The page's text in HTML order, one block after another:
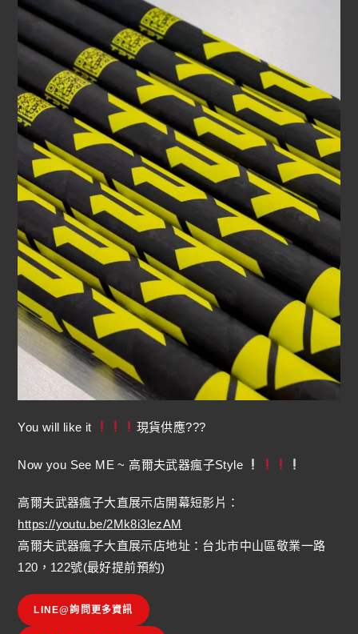
You will like it 現貨供應???
Now you See ME ~ 高爾夫武器瘋子Style
高爾夫武器瘋子大直展示店開幕短影片：
https://youtu.be/2Mk8i3lezAM
高爾夫武器瘋子大直展示店地址：台北市中山區敬業一路
120，122號(最好提前預約)
LINE@詢問更多資訊